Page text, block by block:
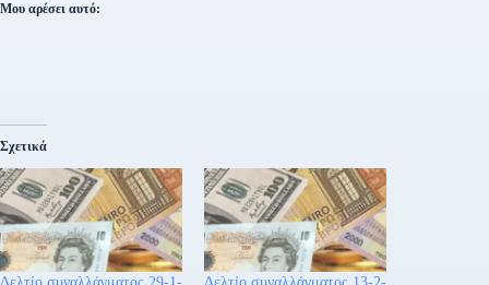
Μου αρέσει αυτό:
Σχετικά